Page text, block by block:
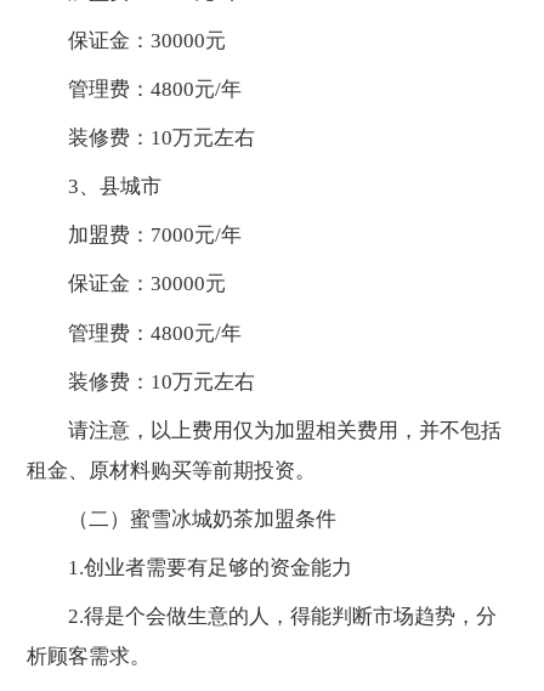
保证金：30000元
管理费：4800元/年
装修费：10万元左右
3、县城市
加盟费：7000元/年
保证金：30000元
管理费：4800元/年
装修费：10万元左右
请注意，以上费用仅为加盟相关费用，并不包括
租金、原材料购买等前期投资。
（二）蜜雪冰城奶茶加盟条件
1.创业者需要有足够的资金能力
2.得是个会做生意的人，得能判断市场趋势，分
析顾客需求。